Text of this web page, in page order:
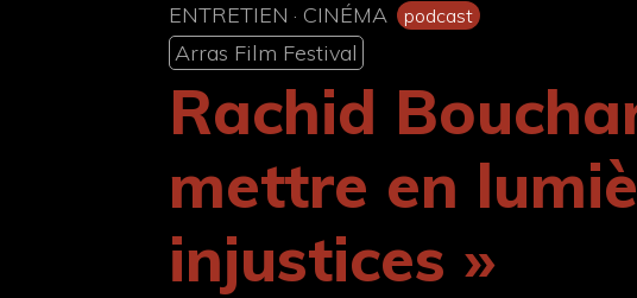
ENTRETIEN · CINÉMA podcast
Arras Film Festival
Rachid
mettre en
injustices »